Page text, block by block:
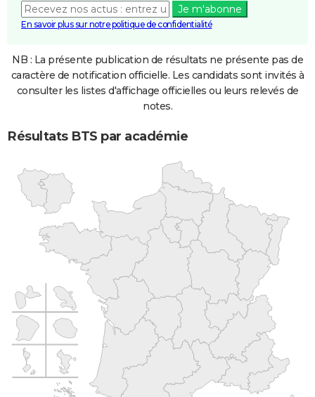
Je m'abonne
En savoir plus sur notre politique de confidentialité
NB : La présente publication de résultats ne présente pas de
caractère de notification officielle. Les candidats sont invités à
consulter les listes d'affichage officielles ou leurs relevés de
notes.
Résultats BTS par académie